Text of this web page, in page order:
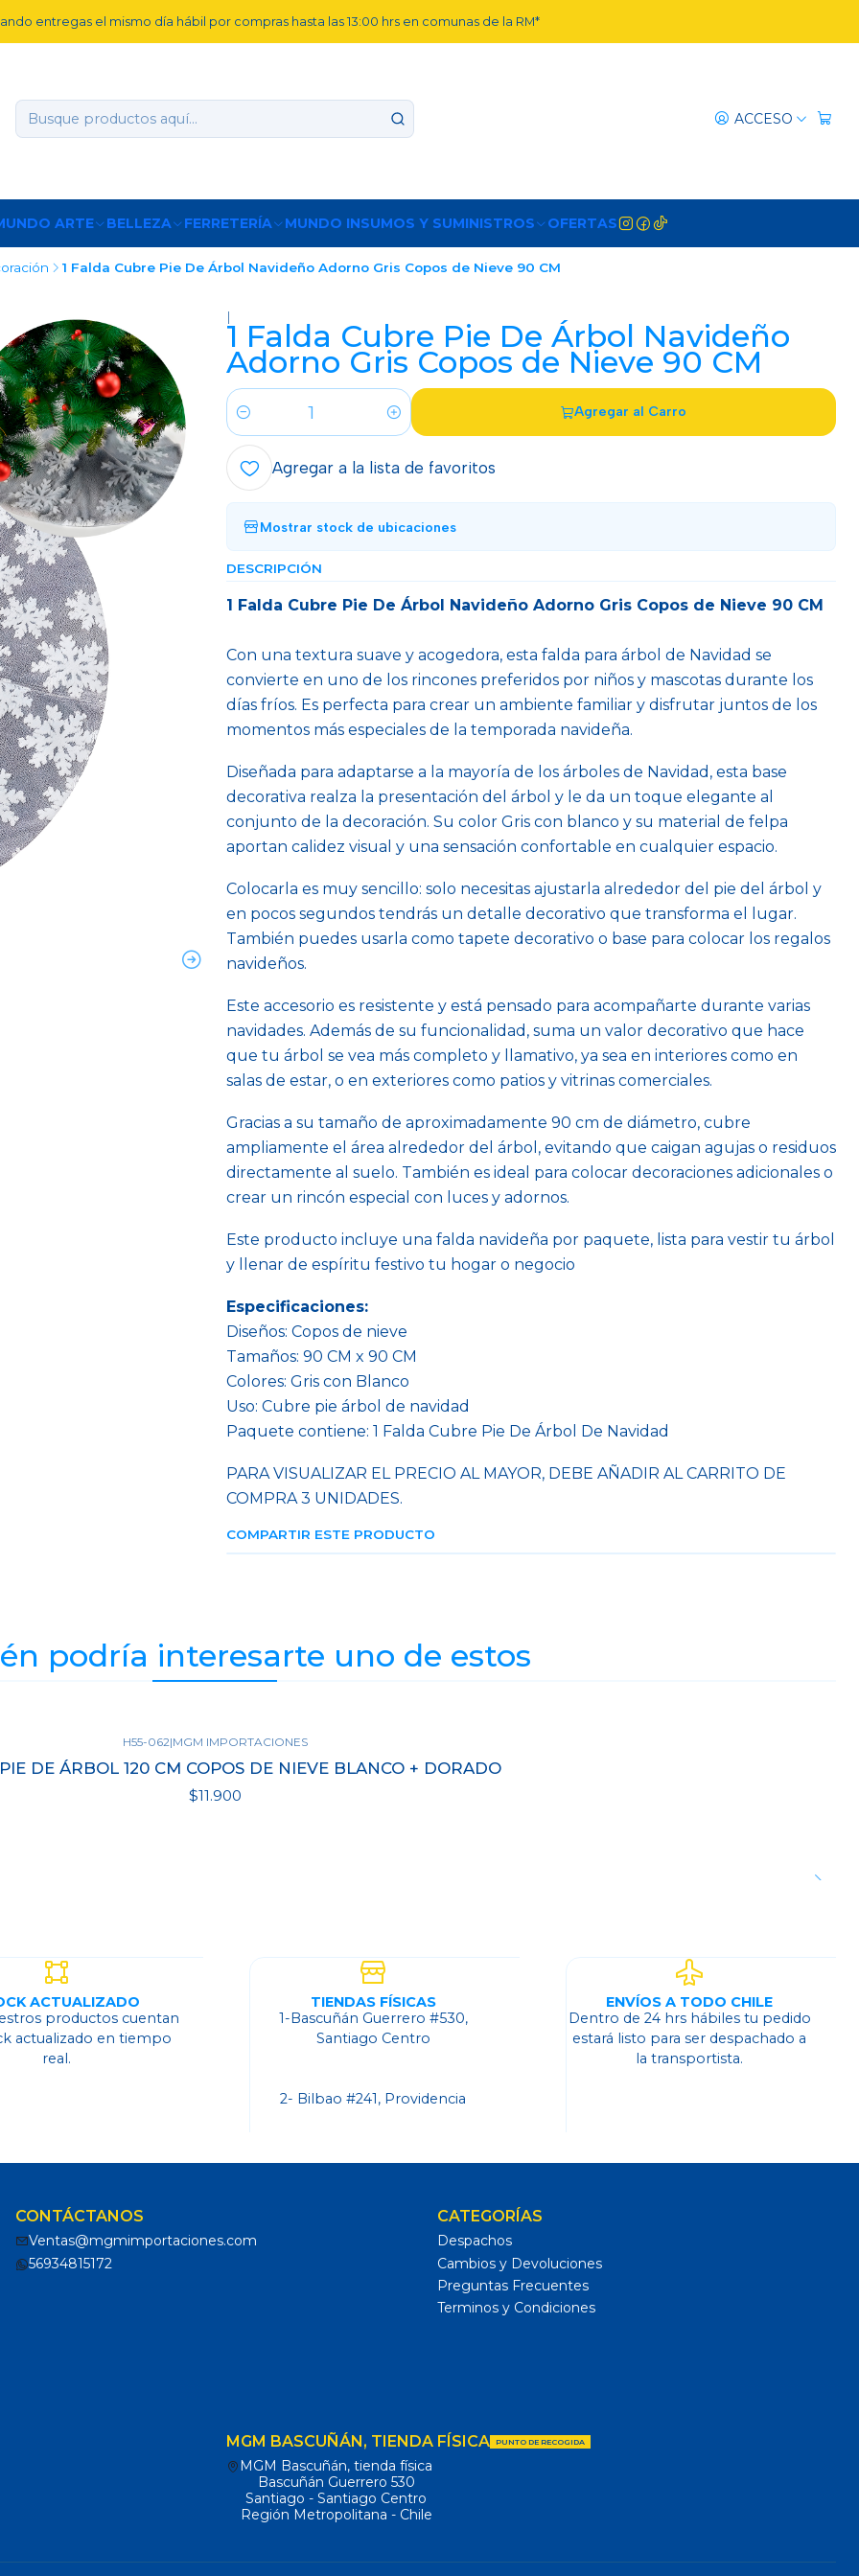
ACCESO
ARTE BELLEZA FERRETERÍA MUNDO INSUMOS Y SUMINISTROS OFERTAS
entregas el mismo día hábil por compras hasta las 13:00 hrs en comunas de la RM*
1 Falda Cubre Pie De Árbol Navideño Adorno Gris Copos de Nieve 90 CM
|
1 Falda Cubre Pie De Árbol Navideño
Adorno Gris Copos de Nieve 90 CM
Cantidad
Agregar al Carro
Agregar a la lista de favoritos
Mostrar stock de ubicaciones
DESCRIPCIÓN
1 Falda Cubre Pie De Árbol Navideño Adorno Gris Copos de Nieve 90 CM
Con una textura suave y acogedora, esta falda para árbol de Navidad se
convierte en uno de los rincones preferidos por niños y mascotas durante los
días fríos. Es perfecta para crear un ambiente familiar y disfrutar juntos de los
momentos más especiales de la temporada navideña.
Diseñada para adaptarse a la mayoría de los árboles de Navidad, esta base
decorativa realza la presentación del árbol y le da un toque elegante al
conjunto de la decoración. Su color Gris con blanco y su material de felpa
aportan calidez visual y una sensación confortable en cualquier espacio.
Colocarla es muy sencillo: solo necesitas ajustarla alrededor del pie del árbol y
en pocos segundos tendrás un detalle decorativo que transforma el lugar.
También puedes usarla como tapete decorativo o base para colocar los regalos
navideños.
Este accesorio es resistente y está pensado para acompañarte durante varias
navidades. Además de su funcionalidad, suma un valor decorativo que hace
que tu árbol se vea más completo y llamativo, ya sea en interiores como en
salas de estar, o en exteriores como patios y vitrinas comerciales.
Gracias a su tamaño de aproximadamente 90 cm de diámetro, cubre
ampliamente el área alrededor del árbol, evitando que caigan agujas o residuos
directamente al suelo. También es ideal para colocar decoraciones adicionales o
crear un rincón especial con luces y adornos.
Este producto incluye una falda navideña por paquete, lista para vestir tu árbol
y llenar de espíritu festivo tu hogar o negocio
Especificaciones:
Diseños: Copos de nieve
Tamaños: 90 CM x 90 CM
Colores: Gris con Blanco
Uso: Cubre pie árbol de navidad
Paquete contiene: 1 Falda Cubre Pie De Árbol De Navidad
PARA VISUALIZAR EL PRECIO AL MAYOR, DEBE AÑADIR AL CARRITO DE
COMPRA 3 UNIDADES.
COMPARTIR ESTE PRODUCTO
podría interesarte uno de estos
H55-062|MGM IMPORTACIONES
DE ÁRBOL 120 CM COPOS DE NIEVE BLANCO + DORADO
$11.900
ACTUALIZADO
productos cuentan
actualizado en tiempo
real.
TIENDAS FÍSICAS
1-Bascuñán Guerrero #530,
Santiago Centro
2- Bilbao #241, Providencia
ENVÍOS A TODO CHILE
Dentro de 24 hrs hábiles tu pedido
estará listo para ser despachado a
la transportista.
CONTÁCTANOS
Ventas@mgmimportaciones.com
56934815172
CATEGORÍAS
Despachos
Cambios y Devoluciones
Preguntas Frecuentes
Terminos y Condiciones
MGM BASCUÑÁN, TIENDA FÍSICA PUNTO DE RECOGIDA
MGM Bascuñán, tienda física
Bascuñán Guerrero 530
Santiago - Santiago Centro
Región Metropolitana - Chile